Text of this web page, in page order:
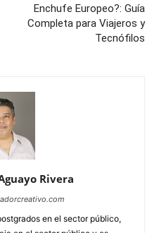
Enchufe Europeo?: Guía
Completa para Viajeros y
Tecnófilos
Rivera
en el sector público,